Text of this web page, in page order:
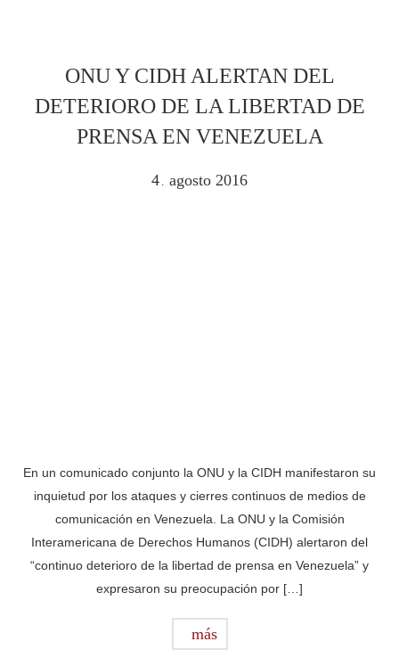
ONU Y CIDH ALERTAN DEL
DETERIORO DE LA LIBERTAD DE
PRENSA EN VENEZUELA
4 . agosto 2016
En un comunicado conjunto la ONU y la CIDH manifestaron su
inquietud por los ataques y cierres continuos de medios de
comunicación en Venezuela. La ONU y la Comisión
Interamericana de Derechos Humanos (CIDH) alertaron del
“continuo deterioro de la libertad de prensa en Venezuela” y
expresaron su preocupación por […]
más